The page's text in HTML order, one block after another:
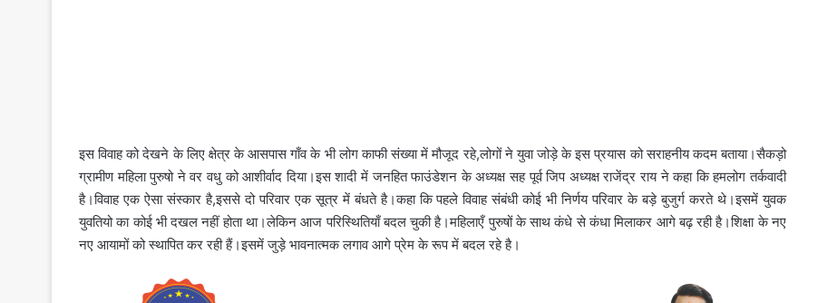
इस विवाह को देखने के लिए क्षेत्र के आसपास गाँव के भी लोग काफी संख्या में मौजूद रहे,लोगों ने युवा जोड़े के इस प्रयास को सराहनीय कदम बताया।सैकड़ो
ग्रामीण महिला पुरुषो ने वर वधु को आशीर्वाद दिया।इस शादी में जनहित फाउंडेशन के अध्यक्ष सह पूर्व जिप अध्यक्ष राजेंद्र राय ने कहा कि हमलोग तर्कवादी
है।विवाह एक ऐसा संस्कार है,इससे दो परिवार एक सूत्र में बंधते है।कहा कि पहले विवाह संबंधी कोई भी निर्णय परिवार के बड़े बुजुर्ग करते थे।इसमें युवक
युवतियो का कोई भी दखल नहीं होता था।लेकिन आज परिस्थितियाँ बदल चुकी है।महिलाएँ पुरुषों के साथ कंधे से कंधा मिलाकर आगे बढ़ रही है।शिक्षा के नए
नए आयामों को स्थापित कर रही हैं।इसमें जुड़े भावनात्मक लगाव आगे प्रेम के रूप में बदल रहे है।